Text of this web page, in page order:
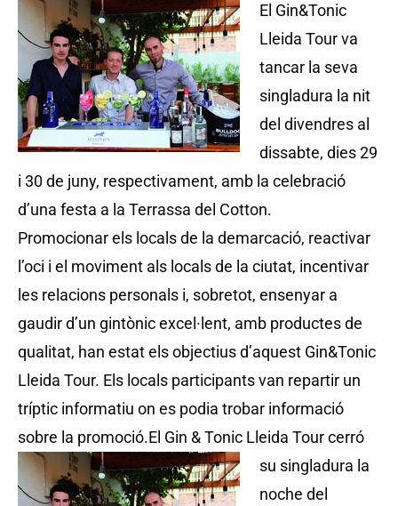
El Gin&Tonic
Lleida Tour va
tancar la seva
singladura la nit
del divendres al
dissabte, dies 29
i 30 de juny, respectivament, amb la celebració
d’una festa a la Terrassa del Cotton.
Promocionar els locals de la demarcació, reactivar
l’oci i el moviment als locals de la ciutat, incentivar
les relacions personals i, sobretot, ensenyar a
gaudir d’un gintònic excel·lent, amb productes de
qualitat, han estat els objectius d’aquest Gin&Tonic
Lleida Tour. Els locals participants van repartir un
tríptic informatiu on es podia trobar informació
sobre la promoció.El Gin & Tonic Lleida Tour cerró
su singladura la
noche del